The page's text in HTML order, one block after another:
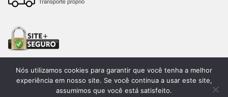
Todos os direitos reservados. 2026®. Lemon Bauru –
Nós utilizamos cookies para garantir que você tenha a melhor
experiência em nosso site. Se você continua a usar este site,
assumimos que você está satisfeito.